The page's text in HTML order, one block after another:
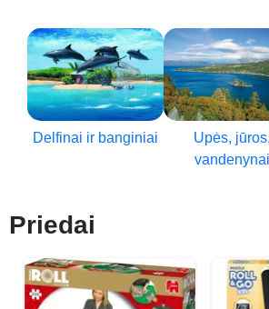
Delfinai ir banginiai
Upės, jūros,
vandenynai
Priedai